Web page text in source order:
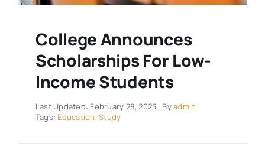
College Announces
Scholarships For Low-
Income Students
Last Updated: February 28, 2023 Byadmin
Tags: Education,Study